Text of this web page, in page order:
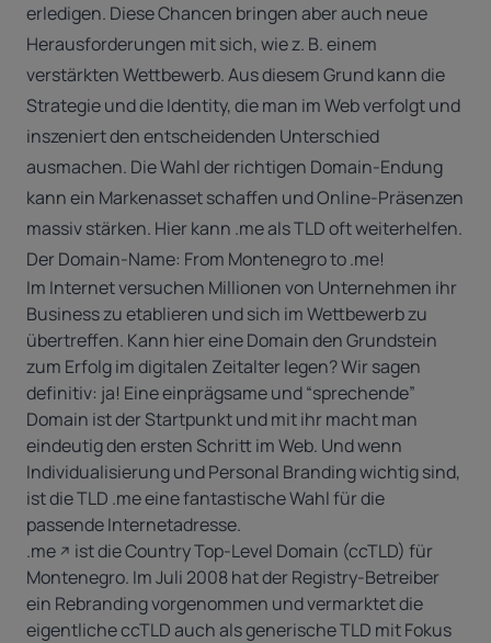
erledigen. Diese Chancen bringen aber auch neue
Herausforderungen mit sich, wie z. B. einem
verstärkten Wettbewerb. Aus diesem Grund kann die
Strategie und die Identity, die man im Web verfolgt und
inszeniert den entscheidenden Unterschied
ausmachen. Die Wahl der richtigen Domain-Endung
kann ein Markenasset schaffen und Online-Präsenzen
massiv stärken. Hier kann .me als TLDoft weiterhelfen.
Der Domain-Name: From Montenegro to .me!
Im Internet versuchen Millionen von Unternehmen ihr
Business zu etablieren und sich im Wettbewerb zu
übertreffen. Kann hier eine Domain den Grundstein
zum Erfolg im digitalen Zeitalter legen? Wir sagen
definitiv: ja! Eine einprägsame und “sprechende”
Domain ist der Startpunkt und mit ihr macht man
eindeutig den ersten Schritt im Web. Und wenn
Individualisierung und Personal Branding wichtig sind,
ist dieTLD .meeine fantastische Wahl für die
passende Internetadresse.
.me
ist die Country Top-Level Domain (ccTLD) für
Montenegro. Im Juli 2008 hat der Registry-Betreiber
ein Rebranding vorgenommen und vermarktet die
eigentliche ccTLD auch als generische TLD mit Fokus